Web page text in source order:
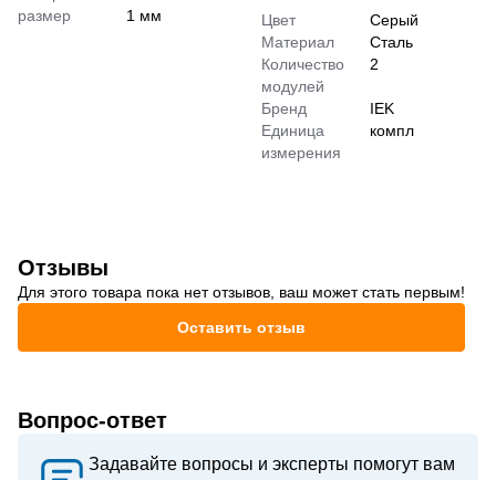
размер
1 мм
Цвет
Серый
Материал
Сталь
Количество
модулей
2
Бренд
IEK
Единица
измерения
компл
Отзывы
Для этого товара пока нет отзывов, ваш может стать первым!
Оставить отзыв
Вопрос-ответ
Задавайте вопросы и эксперты помогут вам